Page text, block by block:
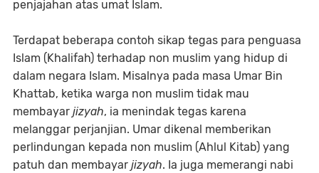
penjajahan atas umat Islam.
Terdapat beberapa contoh sikap tegas para penguasa
Islam (Khalifah) terhadap non muslim yang hidup di
dalam negara Islam. Misalnya pada masa Umar Bin
Khattab, ketika warga non muslim tidak mau
membayar jizyah, ia menindak tegas karena
melanggar perjanjian. Umar dikenal memberikan
perlindungan kepada non muslim (Ahlul Kitab) yang
patuh dan membayar jizyah. Ia juga memerangi nabi